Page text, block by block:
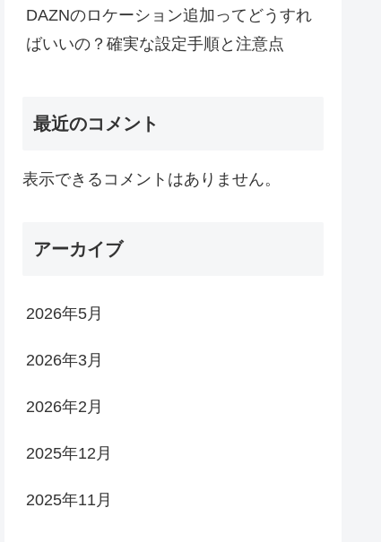
DAZNのロケーション追加ってどうすれ
ばいいの？確実な設定手順と注意点
最近のコメント
表示できるコメントはありません。
アーカイブ
2026年5月
2026年3月
2026年2月
2025年12月
2025年11月